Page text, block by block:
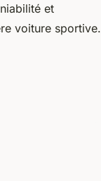
et
voiture sportive.